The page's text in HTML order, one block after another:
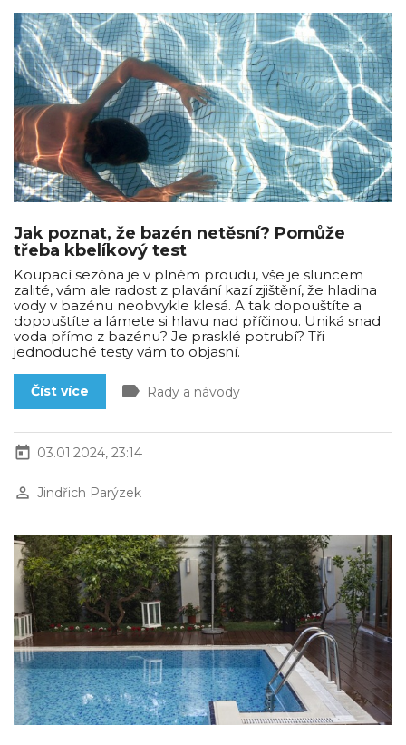
Jak poznat, že bazén netěsní? Pomůže
třeba kbelíkový test
Koupací sezóna je v plném proudu, vše je sluncem
zalité, vám ale radost z plavání kazí zjištění, že hladina
vody v bazénu neobvykle klesá. A tak dopouštíte a
dopouštíte a lámete si hlavu nad příčinou. Uniká snad
voda přímo z bazénu? Je prasklé potrubí? Tři
jednoduché testy vám to objasní.
Číst více label Rady a návody
today 03.01.2024, 23:14
perm_identity Jindřich Parýzek